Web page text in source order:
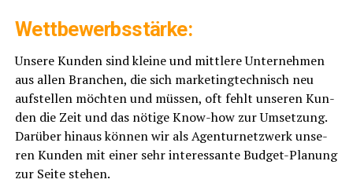
Wett­be­werbs­stär­ke:
Unse­re Kun­den sind klei­ne und mitt­le­re Unter­neh­men
aus allen Bran­chen, die sich mar­ke­ting­tech­nisch neu
auf­stel­len möch­ten und müs­sen, oft fehlt unse­ren Kun­
den die Zeit und das nöti­ge Know-how zur Umset­zung.
Dar­über hin­aus kön­nen wir als Agen­tur­netz­werk unse­
ren Kun­den mit einer sehr inter­es­san­te Bud­get-Pla­nung
zur Sei­te stehen.